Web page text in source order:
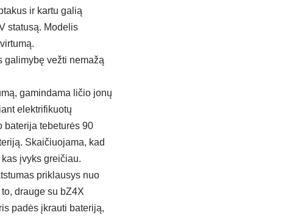
ir kartu galią
statusą. Modelis
galimybę vežti nemažą
gamindama ličio jonų
elektrifikuotų
baterija tebeturės 90
Skaičiuojama, kad
įvyks greičiau.
priklausys nuo
drauge su bZ4X
padės įkrauti bateriją,